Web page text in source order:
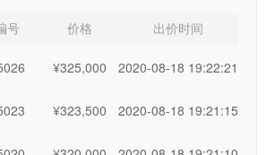
物。
场看货，视为竞买人对自身权利的放
号 价格 出价时间
¥325,000 2020-08-18 19:22:21
¥323,500 2020-08-18 19:21:15